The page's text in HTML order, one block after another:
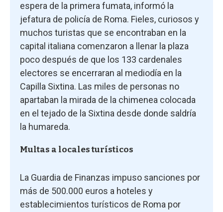
espera de la primera fumata, informó la
jefatura de policía de Roma. Fieles, curiosos y
muchos turistas que se encontraban en la
capital italiana comenzaron a llenar la plaza
poco después de que los 133 cardenales
electores se encerraran al mediodía en la
Capilla Sixtina. Las miles de personas no
apartaban la mirada de la chimenea colocada
en el tejado de la Sixtina desde donde saldría
la humareda.
Multas a locales turísticos
La Guardia de Finanzas impuso sanciones por
más de 500.000 euros a hoteles y
establecimientos turísticos de Roma por